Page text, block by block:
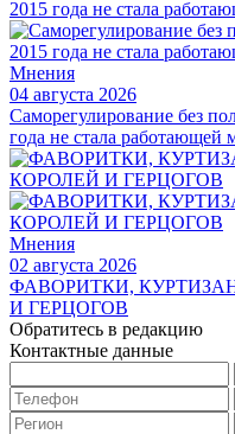
Мнения
04 августа 2026
Саморегулирование без
года не стала работающей
Мнения
02 августа 2026
ФАВОРИТКИ,
И ГЕРЦОГОВ
Обратитесь в редакцию
Контактные данные